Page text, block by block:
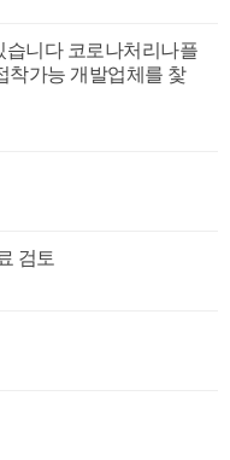
니다 코로나처리나플
착가능 개발업체를 찿
검토